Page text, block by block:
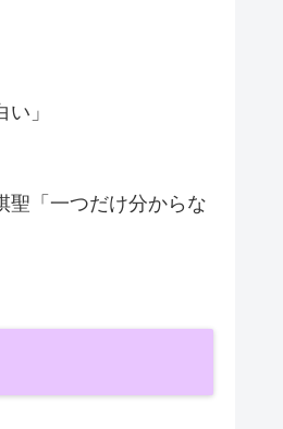
い」
聖「一つだけ分からな